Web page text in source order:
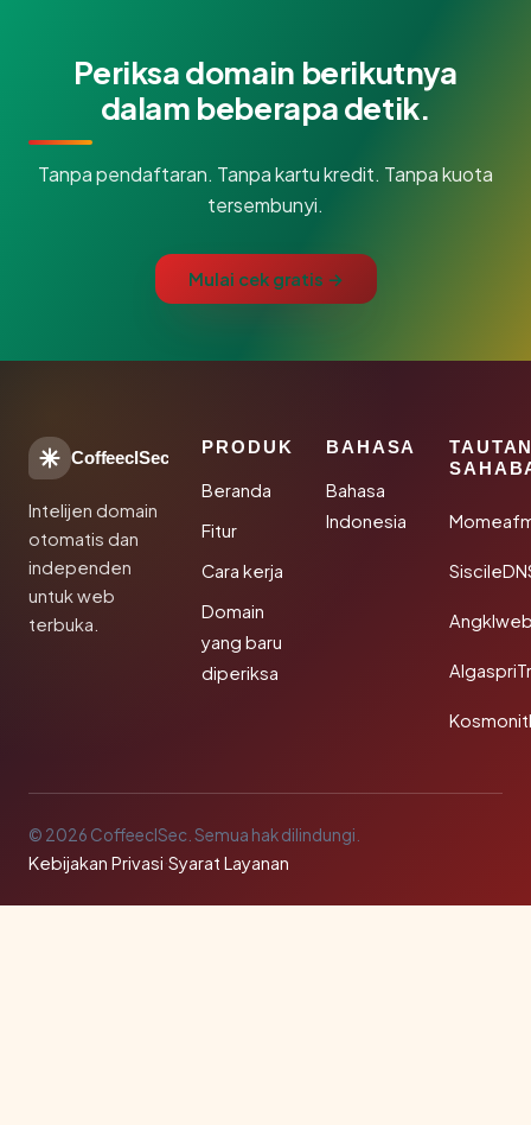
Periksa domain berikutnya
dalam beberapa detik.
Tanpa pendaftaran. Tanpa kartu kredit. Tanpa kuota
tersembunyi.
Mulai cek gratis →
CoffeeclSec
Intelijen domain
otomatis dan
independen
untuk web
terbuka.
PRODUK
Beranda
Fitur
Cara kerja
Domain
yang baru
diperiksa
BAHASA
Bahasa
Indonesia
© 2026 CoffeeclSec. Semua hak dilindungi.
Kebijakan Privasi·Syarat Layanan